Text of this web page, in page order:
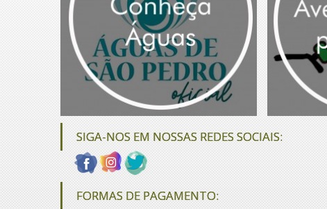
SIGA-NOS EM NOSSAS REDES SOCIAIS:
FORMAS DE PAGAMENTO: